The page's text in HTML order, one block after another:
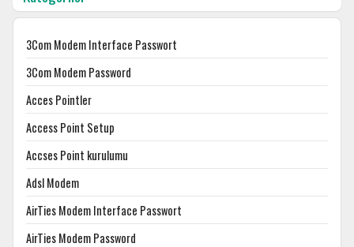
3Com Modem Interface Passwort
3Com Modem Password
Acces Pointler
Access Point Setup
Accses Point kurulumu
Adsl Modem
AirTies Modem Interface Passwort
AirTies Modem Password